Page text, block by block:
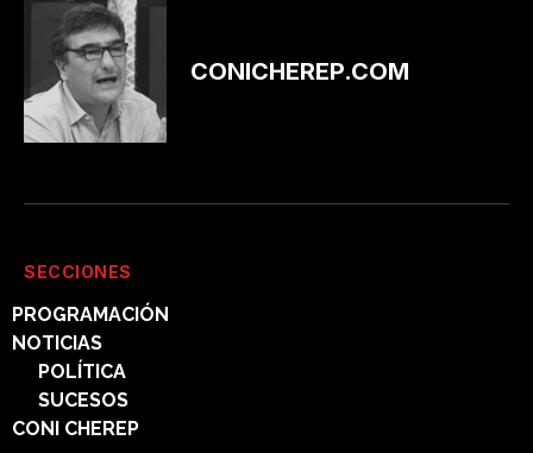
CONICHEREP.COM
SECCIONES
PROGRAMACIÓN
NOTICIAS
POLÍTICA
SUCESOS
CONI CHEREP